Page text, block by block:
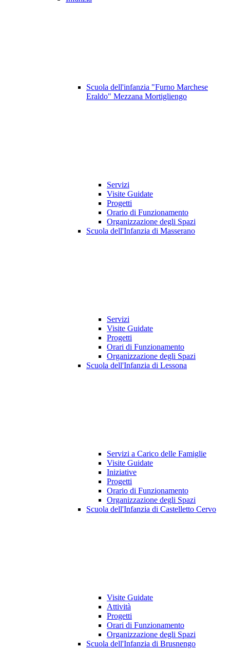
Scuola dell'infanzia "Furno Marchese
Eraldo" Mezzana Mortigliengo
Servizi
Visite Guidate
Progetti
Orario di Funzionamento
Organizzazione degli Spazi
Scuola dell'Infanzia di Masserano
Servizi
Visite Guidate
Progetti
Orari di Funzionamento
Organizzazione degli Spazi
Scuola dell'Infanzia di Lessona
Servizi a Carico delle Famiglie
Visite Guidate
Iniziative
Progetti
Orario di Funzionamento
Organizzazione degli Spazi
Scuola dell'Infanzia di Castelletto Cervo
Visite Guidate
Attività
Progetti
Orari di Funzionamento
Organizzazione degli Spazi
Scuola dell'Infanzia di Brusnengo